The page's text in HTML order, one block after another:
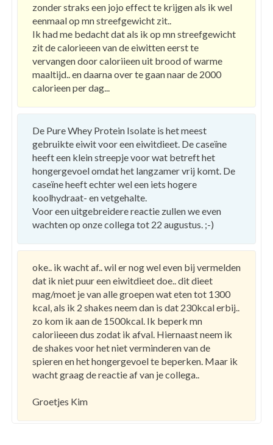
zonder straks een jojo effect te krijgen als ik wel
eenmaal op mn streefgewicht zit..
Ik had me bedacht dat als ik op mn streefgewicht
zit de calorieeen van de eiwitten eerst te
vervangen door caloriieen uit brood of warme
maaltijd.. en daarna over te gaan naar de 2000
calorieen per dag...
De Pure Whey Protein Isolate is het meest
gebruikte eiwit voor een eiwitdieet. De caseïne
heeft een klein streepje voor wat betreft het
hongergevoel omdat het langzamer vrij komt. De
caseïne heeft echter wel een iets hogere
koolhydraat- en vetgehalte.
Voor een uitgebreidere reactie zullen we even
wachten op onze collega tot 22 augustus. ;-)
oke.. ik wacht af.. wil er nog wel even bij vermelden
dat ik niet puur een eiwitdieet doe.. dit dieet
mag/moet je van alle groepen wat eten tot 1300
kcal, als ik 2 shakes neem dan is dat 230kcal erbij..
zo kom ik aan de 1500kcal. Ik beperk mn
caloriieeen dus zodat ik afval. Hiernaast neem ik
de shakes voor het niet verminderen van de
spieren en het hongergevoel te beperken. Maar ik
wacht graag de reactie af van je collega..
Groetjes Kim